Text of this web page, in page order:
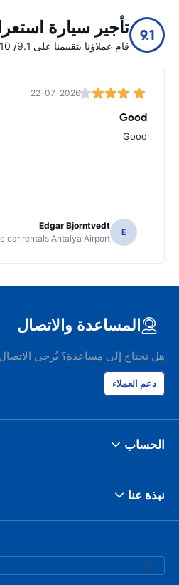
9.1 تأجير سيارة
قام عملاؤنا بتقييمنا على 9.1/ 10 من أصل 12842
22-07-2026
Good
Good
E
Edgar Bjorntvedt
car rentals Antalya Airport
المساعدة والاتصال
هل تحتاج إلى مساعدة؟ يُرجى الاتصال
دعم العملاء
الحساب
نبذة عنا